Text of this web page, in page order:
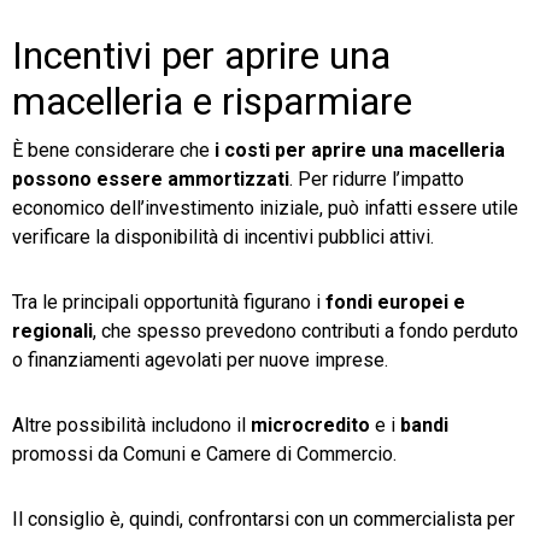
Incentivi per aprire una
macelleria e risparmiare
È bene considerare che i costi per aprire una macelleria
possono essere ammortizzati. Per ridurre l’impatto
economico dell’investimento iniziale, può infatti essere utile
verificare la disponibilità di incentivi pubblici attivi.
Tra le principali opportunità figurano i fondi europei e
regionali, che spesso prevedono contributi a fondo perduto
o finanziamenti agevolati per nuove imprese.
Altre possibilità includono il microcredito e i bandi
promossi da Comuni e Camere di Commercio.
Il consiglio è, quindi, confrontarsi con un commercialista per